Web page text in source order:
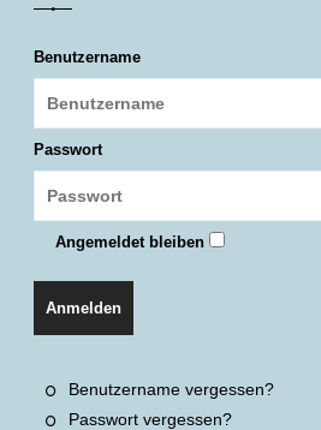
Benutzername
Passwort
Angemeldet bleiben
Anmelden
Benutzername vergessen?
Passwort vergessen?